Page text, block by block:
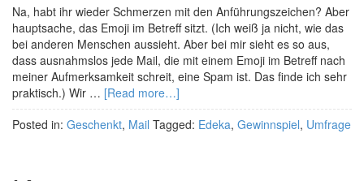
Na, habt ihr wieder Schmerzen mit den Anführungszeichen? Aber
hauptsache, das Emoji im Betreff sitzt. (Ich weiß ja nicht, wie das
bei anderen Menschen aussieht. Aber bei mir sieht es so aus,
dass ausnahmslos jede Mail, die mit einem Emoji im Betreff nach
meiner Aufmerksamkeit schreit, eine Spam ist. Das finde ich sehr
praktisch.) Wir … [Read more…]
Posted in: Geschenkt, Mail Tagged: Edeka, Gewinnspiel, Umfrage